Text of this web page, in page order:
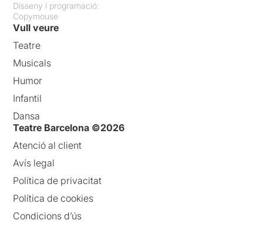
Disseny i programació:
Copymouse
Vull veure
Teatre
Musicals
Humor
Infantil
Dansa
Teatre Barcelona ©2026
Atenció al client
Avís legal
Política de privacitat
Política de cookies
Condicions d’ús